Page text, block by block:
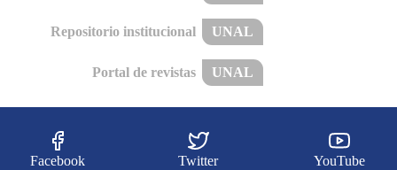
Repositorio institucional UNAL
Portal de revistas UNAL
Facebook Twitter YouTube